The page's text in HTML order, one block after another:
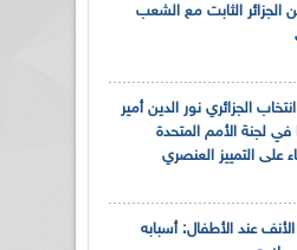
الجزائر الثابت مع الشعب
الجزائري نور الدين أمير
لجنة الأمم المتحدة
على التمييز العنصري
عند الأطفال: أسبابه